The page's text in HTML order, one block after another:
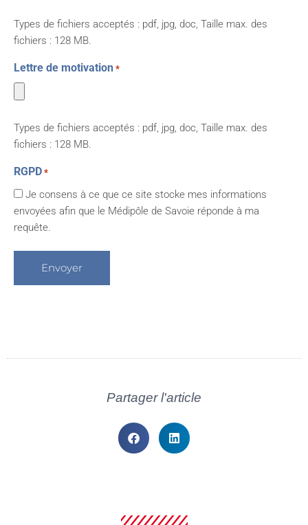
Types de fichiers acceptés : pdf, jpg, doc, Taille max. des
fichiers : 128 MB.
Lettre de motivation *
Types de fichiers acceptés : pdf, jpg, doc, Taille max. des
fichiers : 128 MB.
RGPD *
Je consens à ce que ce site stocke mes informations
envoyées afin que le Médipôle de Savoie réponde à ma
requête.
Partager l'article